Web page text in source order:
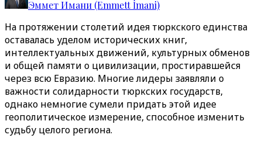
Эммет Имани (Emmett İmani)
На протяжении столетий идея тюркского единства
оставалась уделом исторических книг,
интеллектуальных движений, культурных обменов
и общей памяти о цивилизации, простиравшейся
через всю Евразию. Многие лидеры заявляли о
важности солидарности тюркских государств,
однако немногие сумели придать этой идее
геополитическое измерение, способное изменить
судьбу целого региона.